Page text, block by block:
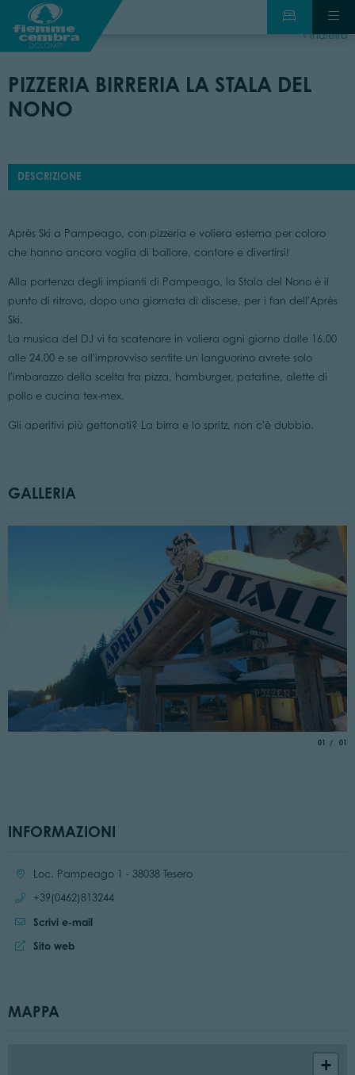
indietro
PIZZERIA BIRRERIA LA STALA DEL
NONO
DESCRIZIONE
Après Ski a Pampeago, con pizzeria e voliera esterna per coloro
che hanno ancora voglia di ballare, cantare e divertirsi!
Alla partenza degli impianti di Pampeago, la Stala del Nono è il
punto di ritrovo, dopo una giornata di discese, per i fan dell'Après
Ski.
La musica del DJ vi fa scatenare in voliera ogni giorno dalle 16.00
alle 24.00 e se all'improvviso sentite un languorino avrete solo
l'imbarazzo della scelta fra pizza, hamburger, patatine, alette di
pollo e cucina tex-mex.
Gli aperitivi più gettonati? La birra e lo spritz, non c'è dubbio.
GALLERIA
01 di
01
INFORMAZIONI
Località:Loc. Pampeago 1 - 38038 Tesero
Chiama:
+39(0462)813244
Scrivi e-mail
Sito web:
Sito web
MAPPA
+